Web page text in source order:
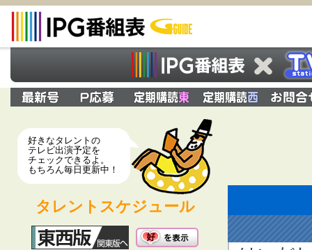
好きなタレントの
テレビ出演予定を
チェックできるよ。
もちろん毎日更新中！
タレントスケジュール